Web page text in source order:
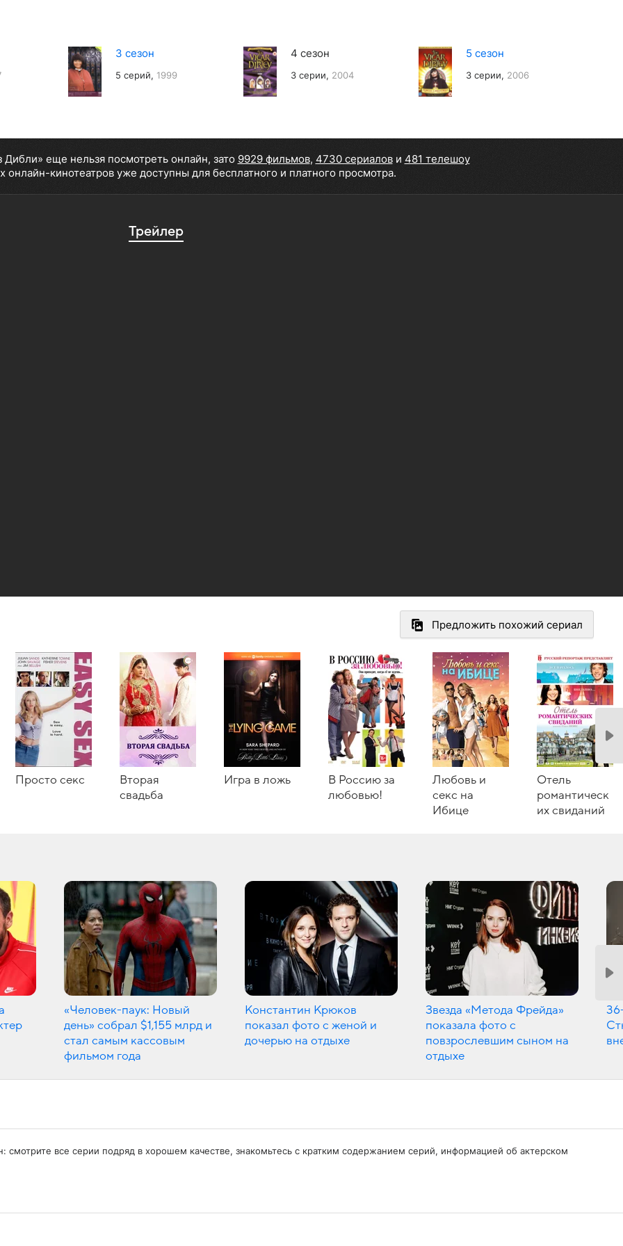
3 сезон
5 серий, 1999
4 сезон
3 серии, 2004
5 сезон
3 серии, 2006
еще нельзя посмотреть онлайн, зато 9929 фильмов, 4730 сериалови 481 телешоу
онлайн-кинотеатров уже доступны для бесплатного и платного просмотра.
Трейлер
Предложить похожий сериал
Просто секс
Вторая
свадьба
Игра в ложь
В Россию за
любовью!
Любовь и
секс на
Ибице
Отель
романтическ
их свиданий
«Человек-паук: Новый
день» собрал $1,155 млрд и
стал самым кассовым
фильмом года
Константин Крюков
показал фото с женой и
дочерью на отдыхе
Звезда «Метода Фрейда»
показала фото с
повзрослевшим сыном на
отдыхе
смотрите все серии подряд в хорошем качестве, знакомьтесь с кратким содержанием серий, информацией об актерском